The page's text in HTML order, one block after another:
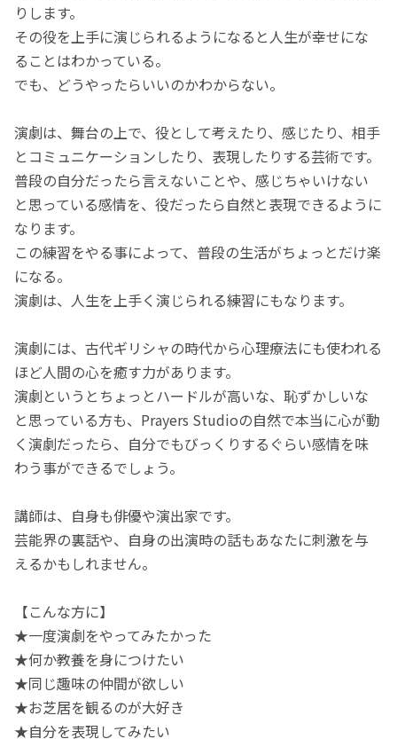
りします。
その役を上手に演じられるようになると人生が幸せにな
ることはわかっている。
でも、どうやったらいいのかわからない。
演劇は、舞台の上で、役として考えたり、感じたり、相手
とコミュニケーションしたり、表現したりする芸術です。
普段の自分だったら言えないことや、感じちゃいけない
と思っている感情を、役だったら自然と表現できるように
なります。
この練習をやる事によって、普段の生活がちょっとだけ楽
になる。
演劇は、人生を上手く演じられる練習にもなります。
演劇には、古代ギリシャの時代から心理療法にも使われる
ほど人間の心を癒す力があります。
演劇というとちょっとハードルが高いな、恥ずかしいな
と思っている方も、Prayers Studioの自然で本当に心が動
く演劇だったら、自分でもびっくりするぐらい感情を味
わう事ができるでしょう。
講師は、自身も俳優や演出家です。
芸能界の裏話や、自身の出演時の話もあなたに刺激を与
えるかもしれません。
【こんな方に】
★一度演劇をやってみたかった
★何か教養を身につけたい
★同じ趣味の仲間が欲しい
★お芝居を観るのが大好き
★自分を表現してみたい